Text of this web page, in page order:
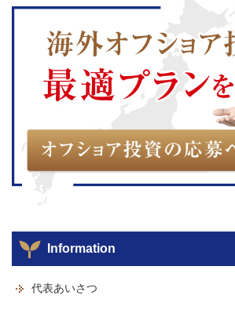
Information
代表あいさつ